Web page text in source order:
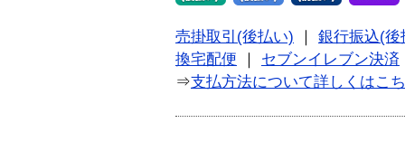
売掛取引(後払い)
銀行振込(後
換宅配便
セブンイレブン決済
⇒支払方法について詳しくはこ